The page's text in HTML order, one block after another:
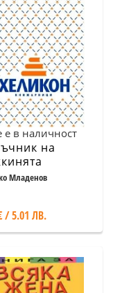
е в наличност
на
Младенов
/ 5.01 ЛВ.